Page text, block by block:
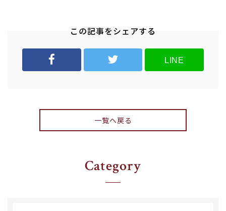
この記事をシェアする
LINE
一覧へ戻る
Category